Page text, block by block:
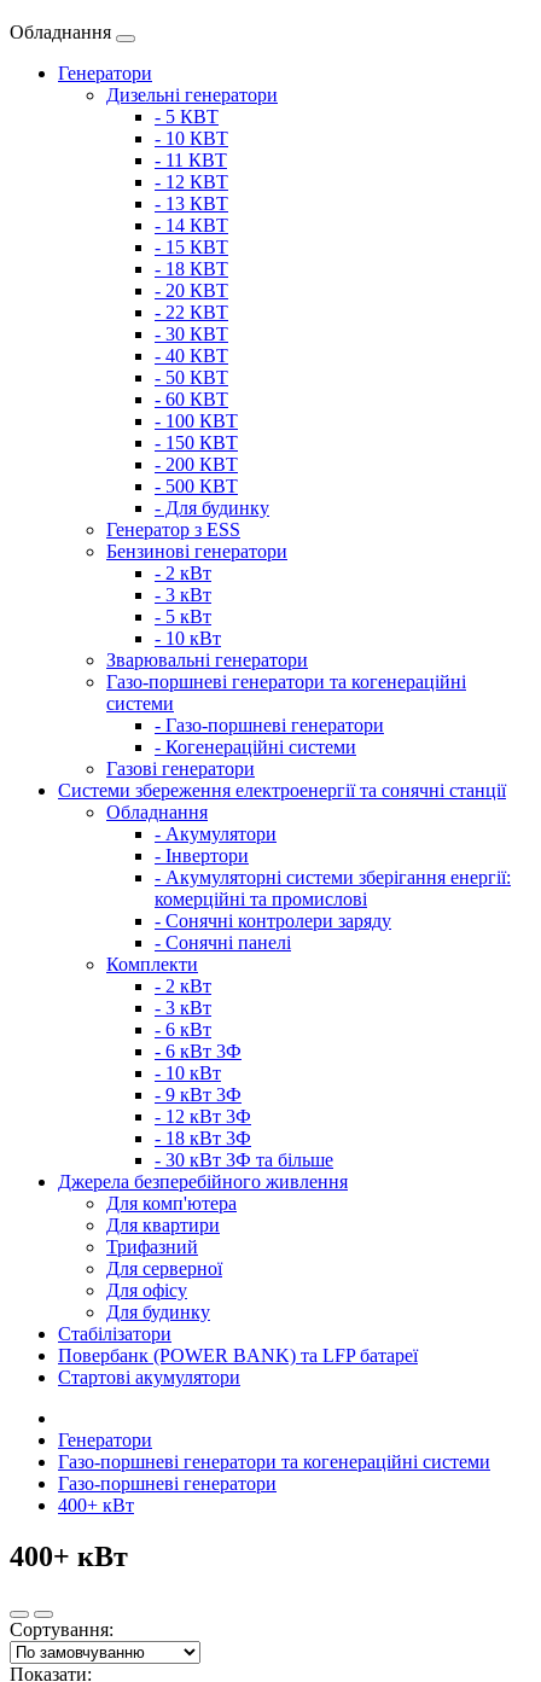
Обладнання
Генератори
Дизельні генератори
- 5 КВТ
- 10 КВТ
- 11 КВТ
- 12 КВТ
- 13 КВТ
- 14 КВТ
- 15 КВТ
- 18 КВТ
- 20 КВТ
- 22 КВТ
- 30 КВТ
- 40 КВТ
- 50 КВТ
- 60 КВТ
- 100 КВТ
- 150 КВТ
- 200 КВТ
- 500 КВТ
- Для будинку
Генератор з ESS
Бензинові генератори
- 2 кВт
- 3 кВт
- 5 кВт
- 10 кВт
Зварювальні генератори
Газо-поршневі генератори та когенераційні
системи
- Газо-поршневі генератори
- Когенераційні системи
Газові генератори
Системи збереження електроенергії та сонячні станції
Обладнання
- Акумулятори
- Інвертори
- Акумуляторні системи зберігання енергії:
комерційні та промислові
- Сонячні контролери заряду
- Сонячні панелі
Комплекти
- 2 кВт
- 3 кВт
- 6 кВт
- 6 кВт 3Ф
- 10 кВт
- 9 кВт 3Ф
- 12 кВт 3Ф
- 18 кВт 3Ф
- 30 кВт 3Ф та більше
Джерела безперебійного живлення
Для комп'ютера
Для квартири
Трифазний
Для серверної
Для офісу
Для будинку
Стабілізатори
Повербанк (POWER BANK) та LFP батареї
Стартові акумулятори
Генератори
Газо-поршневі генератори та когенераційні системи
Газо-поршневі генератори
400+ кВт
400+ кВт
Сортування:
Показати: